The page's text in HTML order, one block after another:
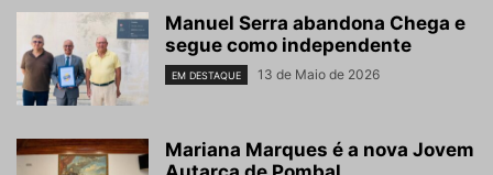
Manuel Serra abandona Chega e
segue como independente
EM DESTAQUE 13 de Maio de 2026
Mariana Marques é a nova Jovem